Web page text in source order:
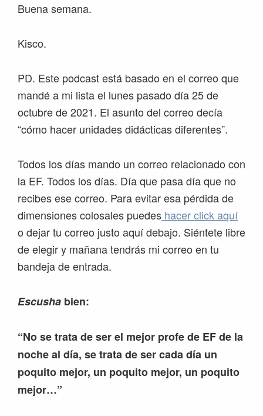
Buena semana.
Kisco.
PD. Este podcast está basado en el correo que
mandé a mi lista el lunes pasado día 25 de
octubre de 2021. El asunto del correo decía
“cómo hacer unidades didácticas diferentes”.
Todos los días mando un correo relacionado con
la EF. Todos los días. Día que pasa día que no
recibes ese correo. Para evitar esa pérdida de
dimensiones colosales puedes hacer click aquí
o dejar tu correo justo aquí debajo. Siéntete libre
de elegir y mañana tendrás mi correo en tu
bandeja de entrada.
Escusha bien:
“No se trata de ser el mejor profe de EF de la
noche al día, se trata de ser cada día un
poquito mejor, un poquito mejor, un poquito
mejor…”